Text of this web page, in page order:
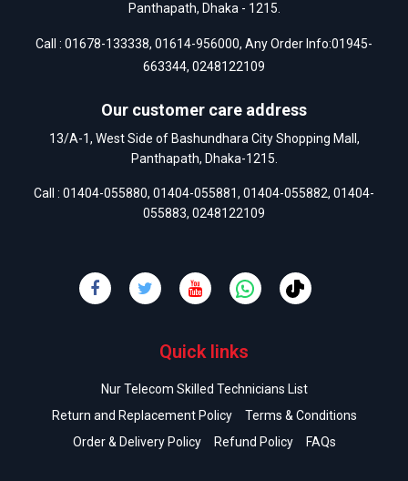
Panthapath, Dhaka - 1215.
Call : 01678-133338, 01614-956000, Any Order Info:01945-
663344, 0248122109
Our customer care address
13/A-1, West Side of Bashundhara City Shopping Mall,
Panthapath, Dhaka-1215.
Call : 01404-055880, 01404-055881, 01404-055882, 01404-
055883, 0248122109
Quick links
Nur Telecom Skilled Technicians List
Return and Replacement Policy
Terms & Conditions
Order & Delivery Policy
Refund Policy FAQs